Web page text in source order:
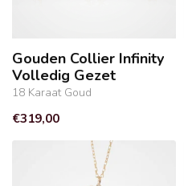
Gouden Collier Infinity
Volledig Gezet
18 Karaat Goud
€319,00